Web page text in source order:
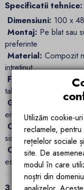
Specificatii tehnice:
Dimensiuni: 100 x
Montaj: Pe blat sau
preferinte
Material: Compozit
intretinut
Finisaj:
Alb lucios –
tale
Gaura baterie:
ergonomie si
Conexiuni:
sistemelor de instalatie
Capac pentru
estetica si
3 beneficii
Utilizăm cookie-
reclamele,
rețelelor sociale
site. De
modul în care
noștri din